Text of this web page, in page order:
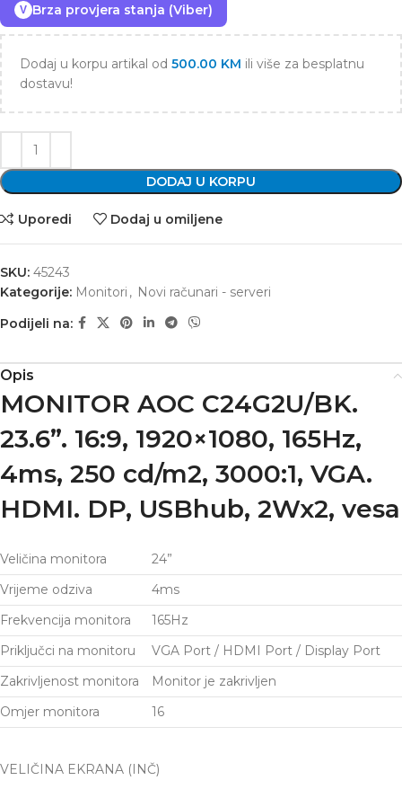
V Brza provjera stanja (Viber)
Dodaj u korpu artikal od 500.00 KM ili više za besplatnu
dostavu!
DODAJ U KORPU
Uporedi Dodaj u omiljene
SKU: 45243
Kategorije: Monitori , Novi računari - serveri
Podijeli na:
Opis
MONITOR AOC C24G2U/BK.
23.6”. 16:9, 1920×1080, 165Hz,
4ms, 250 cd/m2, 3000:1, VGA.
HDMI. DP, USBhub, 2Wx2, vesa
Veličina monitora
24”
Vrijeme odziva
4ms
Frekvencija monitora
165Hz
Priključci na monitoru
VGA Port / HDMI Port / Display Port
Zakrivljenost monitora
Monitor je zakrivljen
Omjer monitora
16
VELIČINA EKRANA (INČ)